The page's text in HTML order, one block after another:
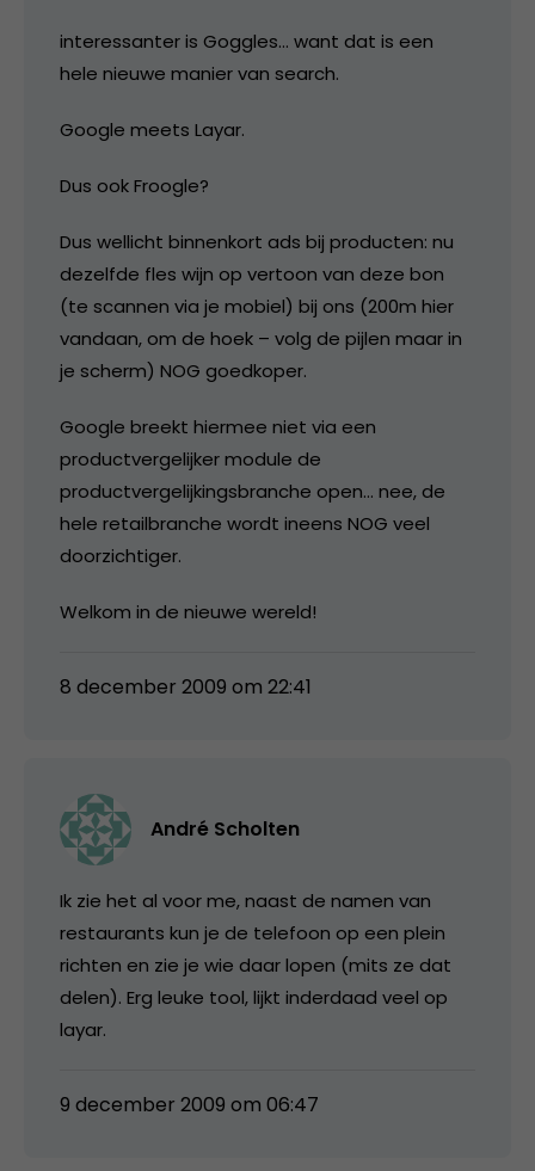
interessanter is Goggles… want dat is een
hele nieuwe manier van search.
Google meets Layar.
Dus ook Froogle?
Dus wellicht binnenkort ads bij producten: nu
dezelfde fles wijn op vertoon van deze bon
(te scannen via je mobiel) bij ons (200m hier
vandaan, om de hoek – volg de pijlen maar in
je scherm) NOG goedkoper.
Google breekt hiermee niet via een
productvergelijker module de
productvergelijkingsbranche open… nee, de
hele retailbranche wordt ineens NOG veel
doorzichtiger.
Welkom in de nieuwe wereld!
8 december 2009 om 22:41
André Scholten
Ik zie het al voor me, naast de namen van
restaurants kun je de telefoon op een plein
richten en zie je wie daar lopen (mits ze dat
delen). Erg leuke tool, lijkt inderdaad veel op
layar.
9 december 2009 om 06:47